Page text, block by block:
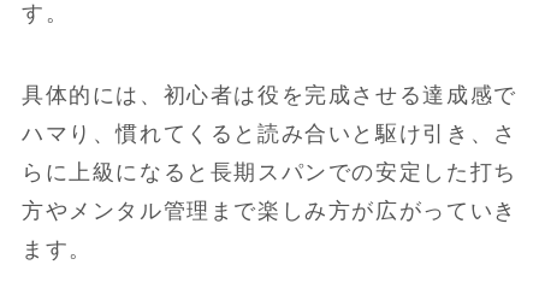
す。
具体的には、初心者は役を完成させる達成感で
ハマり、慣れてくると読み合いと駆け引き、さ
らに上級になると長期スパンでの安定した打ち
方やメンタル管理まで楽しみ方が広がっていき
ます。